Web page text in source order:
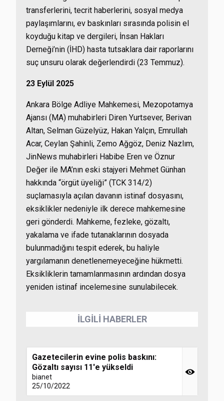
transferlerini, tecrit haberlerini, sosyal medya
paylaşımlarını, ev baskınları sırasında polisin el
koyduğu kitap ve dergileri, İnsan Hakları
Derneği’nin (İHD) hasta tutsaklara dair raporlarını
suç unsuru olarak değerlendirdi (23 Temmuz).
23 Eylül 2025
Ankara Bölge Adliye Mahkemesi, Mezopotamya
Ajansı (MA) muhabirleri Diren Yurtsever, Berivan
Altan, Selman Güzelyüz, Hakan Yalçın, Emrullah
Acar, Ceylan Şahinli, Zemo Ağgöz, Deniz Nazlım,
JinNews muhabirleri Habibe Eren ve Öznur
Değer ile MA’nın eski stajyeri Mehmet Günhan
hakkında “örgüt üyeliği” (TCK 314/2)
suçlamasıyla açılan davanın istinaf dosyasını,
eksiklikler nedeniyle ilk derece mahkemesine
geri gönderdi. Mahkeme, fezleke, gözaltı,
yakalama ve ifade tutanaklarının dosyada
bulunmadığını tespit ederek, bu haliyle
yargılamanın denetlenemeyeceğine hükmetti.
Eksikliklerin tamamlanmasının ardından dosya
yeniden istinaf incelemesine sunulabilecek.
İLGİLİ HABERLER
Gazetecilerin evine polis baskını:
Gözaltı sayısı 11'e yükseldi
bianet
25/10/2022